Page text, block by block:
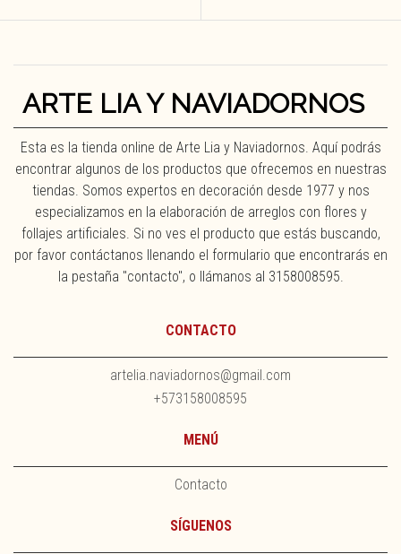
ARTE LIA Y NAVIADORNOS
Esta es la tienda online de Arte Lia y Naviadornos. Aquí podrás
encontrar algunos de los productos que ofrecemos en nuestras
tiendas. Somos expertos en decoración desde 1977 y nos
especializamos en la elaboración de arreglos con flores y
follajes artificiales. Si no ves el producto que estás buscando,
por favor contáctanos llenando el formulario que encontrarás en
la pestaña "contacto", o llámanos al 3158008595.
CONTACTO
artelia.naviadornos@gmail.com
+573158008595
MENÚ
Contacto
SÍGUENOS